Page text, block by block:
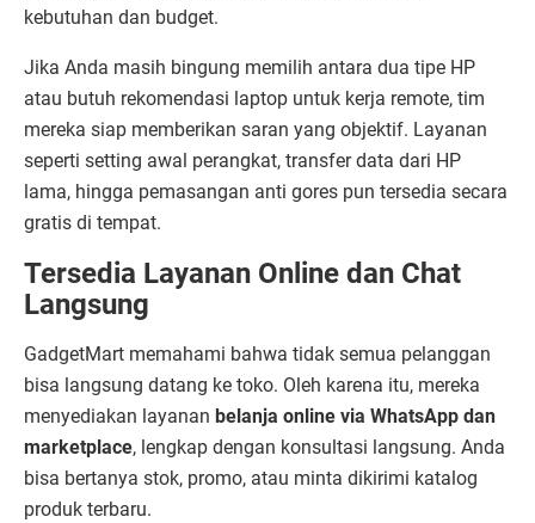
kebutuhan dan budget.
Jika Anda masih bingung memilih antara dua tipe HP
atau butuh rekomendasi laptop untuk kerja remote, tim
mereka siap memberikan saran yang objektif. Layanan
seperti setting awal perangkat, transfer data dari HP
lama, hingga pemasangan anti gores pun tersedia secara
gratis di tempat.
Tersedia Layanan Online dan Chat
Langsung
GadgetMart memahami bahwa tidak semua pelanggan
bisa langsung datang ke toko. Oleh karena itu, mereka
menyediakan layanan belanja online via WhatsApp dan
marketplace, lengkap dengan konsultasi langsung. Anda
bisa bertanya stok, promo, atau minta dikirimi katalog
produk terbaru.